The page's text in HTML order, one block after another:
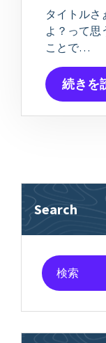
タイトルさ
よ？って思
ことで…
続きを
Search
検
索
象: